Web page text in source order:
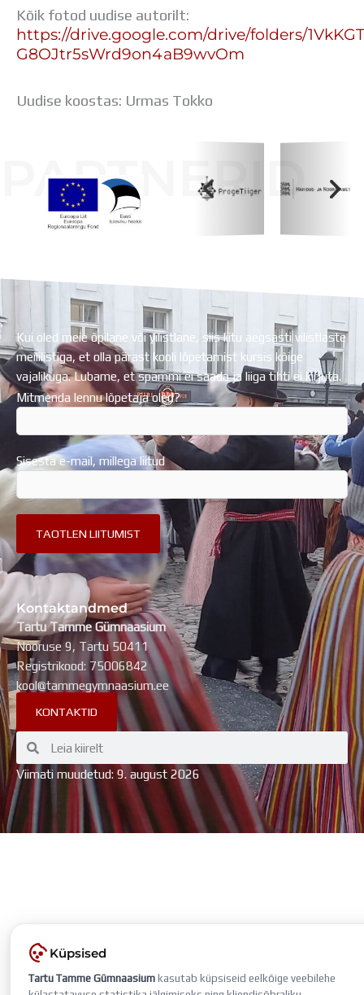
Kõik fotod uudise autorilt:
https://drive.google.com/drive/folders/
G8OJtr5sWrd9on4aB9wvOm
Uudise koostas: Urmas Tokko
PARTNERID
Kui oled meie õpilane või vilistlane, siis liitu aegsasti vilistlaste
meililistiga, et olla pärast kooli lõpetamist kursis kõige
vajalikuga. Lubame, et spämmi ei saada ja liiga tihti ei kirjuta.
Mitmenda lennu lõpetaja oled?
Sisesta e-mail, millega liitud
Kontaktandmed
Tartu Tamme Gümnaasium
Nooruse 9, Tartu 50411
Registrikood: 75006842
kool@tammegymnaasium.ee
KONTAKTID
Search
Viimati muudetud: 9. august 2026
Küpsised
Tartu Tamme Gümnaasium kasutab küpsiseid eelkõige veebilehe